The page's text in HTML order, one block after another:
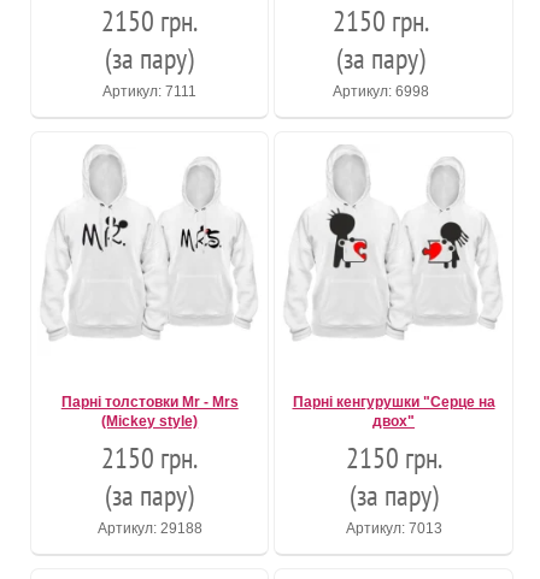
2150 грн.
(за пару)
Артикул: 7111
2150 грн.
(за пару)
Артикул: 6998
Парні толстовки Mr - Mrs
(Mickey style)
2150 грн.
(за пару)
Артикул: 29188
Парні кенгурушки "Серце на
двох"
2150 грн.
(за пару)
Артикул: 7013